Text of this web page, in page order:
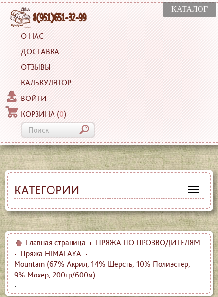
КАТАЛОГ
О НАС
ДОСТАВКА
ОТЗЫВЫ
КАЛЬКУЛЯТОР
ВОЙТИ
КОРЗИНА (0)
КАТЕГОРИИ
Главная страница
ПРЯЖА ПО ПРОЗВОДИТЕЛЯМ
Пряжа HIMALAYA
Mountain (67% Акрил, 14% Шерсть, 10% Полиэстер,
9% Мохер, 200гр/600м)